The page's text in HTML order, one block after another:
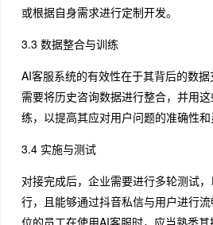
或根据自身需求进行定制开发。
3.3 数据整合与训练
AI客服系统的有效性在于其背后的数
需要将历史咨询数据进行整合，并用
练，以提高其应对用户问题的准确性和
3.4 实施与测试
对接完成后，企业需要进行多轮测试
行，且能够通过抖音私信与用户进行
位的员工在使用AI客服时，应当熟悉